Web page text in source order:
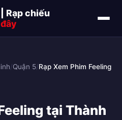
Rạp chiếu
đây
/Quận 5/Rạp Xem Phim Feeling
tại Thành